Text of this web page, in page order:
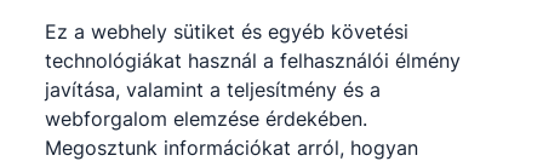
Pipedrive
Rólunk
Ez a webhely sütiket és egyéb követési
technológiákat használ a felhasználói élmény
javítása, valamint a teljesítmény és a
webforgalom elemzése érdekében.
Megosztunk információkat arról, hogyan